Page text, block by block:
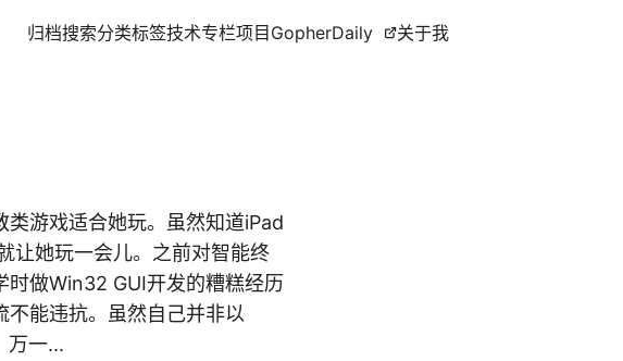
归档搜索分类标签技术专栏项目 GopherDaily 关于我
游戏适合她玩。虽然知道iPad
让她玩一会儿。之前对智能终
时做Win32 GUI开发的糟糕经历
不能违抗。虽然自己并非以
万一...